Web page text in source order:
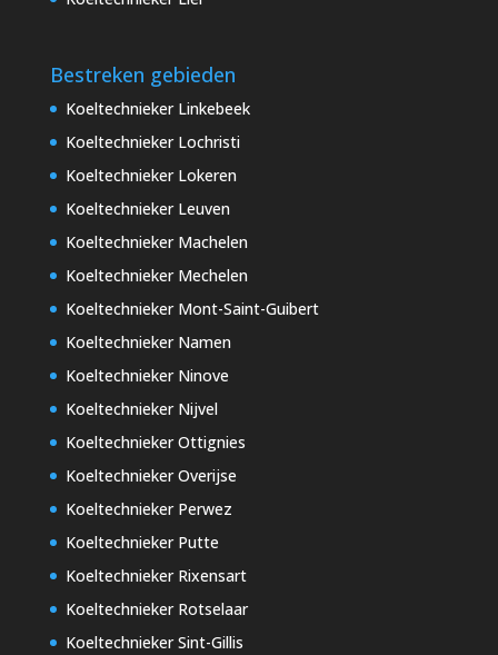
Bestreken gebieden
Koeltechnieker Linkebeek
Koeltechnieker Lochristi
Koeltechnieker Lokeren
Koeltechnieker Leuven
Koeltechnieker Machelen
Koeltechnieker Mechelen
Koeltechnieker Mont-Saint-Guibert
Koeltechnieker Namen
Koeltechnieker Ninove
Koeltechnieker Nijvel
Koeltechnieker Ottignies
Koeltechnieker Overijse
Koeltechnieker Perwez
Koeltechnieker Putte
Koeltechnieker Rixensart
Koeltechnieker Rotselaar
Koeltechnieker Sint-Gillis